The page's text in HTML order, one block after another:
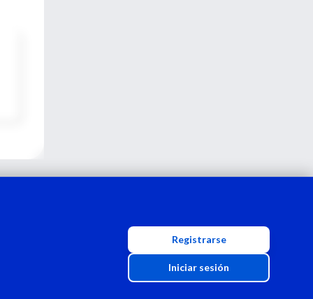
Registrarse
Iniciar sesión